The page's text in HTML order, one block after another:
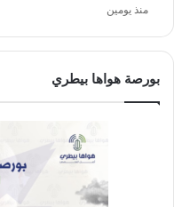
منذ يومين
بورصة هواها بيطري